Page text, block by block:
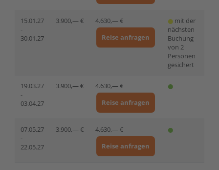
15.01.27
-
30.01.27
3.900,— €
4.630,— €
Reise anfragen
mit der
nächsten
Buchung
von 2
Personen
gesichert
19.03.27
-
03.04.27
3.900,— €
4.630,— €
Reise anfragen
07.05.27
-
22.05.27
3.900,— €
4.630,— €
Reise anfragen